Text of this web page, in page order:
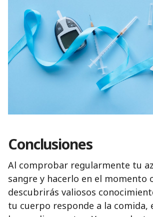
Conclusiones
Al comprobar regularmente tu
sangre y hacerlo en el momento
descubrirás valiosos
tu cuerpo responde a la comida,